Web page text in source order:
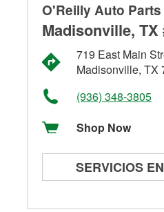
O'Reilly Auto Parts
Madisonville, TX
719 East Main
Madisonville, TX
(936) 348-3805
Shop Now
SERVICIOS